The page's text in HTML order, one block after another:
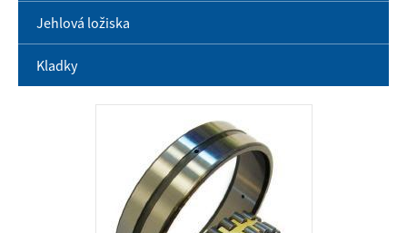
Kuželíková ložiska
Jehlová ložiska
Kladky